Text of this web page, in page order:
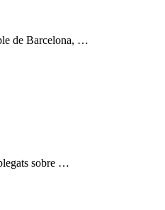
de Barcelona, …
sobre …